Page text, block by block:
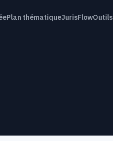
Plan thématiqueJurisFlowOutils